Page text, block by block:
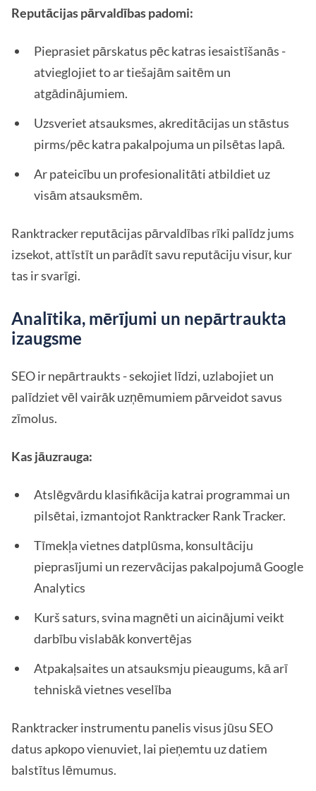
Reputācijas pārvaldības padomi:
Pieprasiet pārskatus pēc katras iesaistīšanās -
atvieglojiet to ar tiešajām saitēm un
atgādinājumiem.
Uzsveriet atsauksmes, akreditācijas un stāstus
pirms/pēc katra pakalpojuma un pilsētas lapā.
Ar pateicību un profesionalitāti atbildiet uz
visām atsauksmēm.
Ranktracker reputācijas pārvaldības rīki palīdz jums
izsekot, attīstīt un parādīt savu reputāciju visur, kur
tas ir svarīgi.
Analītika, mērījumi un nepārtraukta
izaugsme
SEO ir nepārtraukts - sekojiet līdzi, uzlabojiet un
palīdziet vēl vairāk uzņēmumiem pārveidot savus
zīmolus.
Kas jāuzrauga:
Atslēgvārdu klasifikācija katrai programmai un
pilsētai, izmantojot Ranktracker Rank Tracker.
Tīmekļa vietnes datplūsma, konsultāciju
pieprasījumi un rezervācijas pakalpojumā Google
Analytics
Kurš saturs, svina magnēti un aicinājumi veikt
darbību vislabāk konvertējas
Atpakaļsaites un atsauksmju pieaugums, kā arī
tehniskā vietnes veselība
Ranktracker instrumentu panelis visus jūsu SEO
datus apkopo vienuviet, lai pieņemtu uz datiem
balstītus lēmumus.